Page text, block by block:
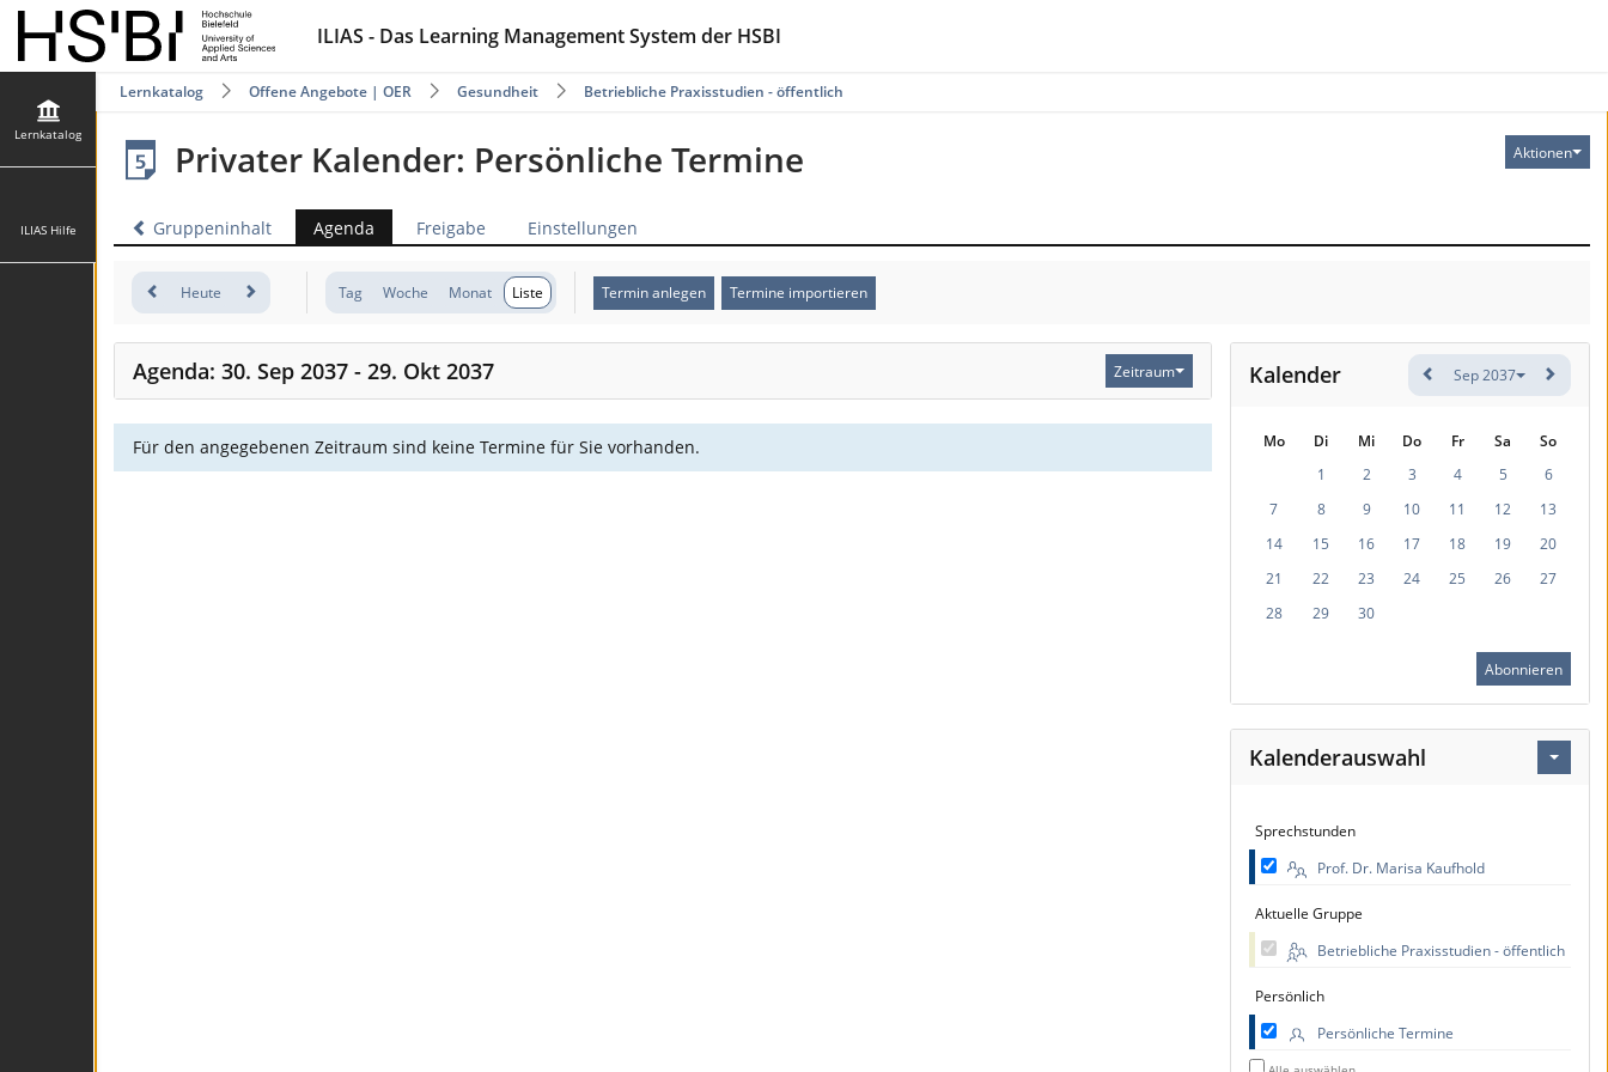
ILIAS - Das Learning Management System der HSBI
Lernkatalog
ILIAS Hilfe
Lernkatalog Offene Angebote | OER Gesundheit Betriebliche Praxisstudien - öffentlich
Aktionen
Privater Kalender: Persönliche Termine
Gruppeninhalt Agenda Freigabe Einstellungen
Heute Tag Woche Monat Liste Termin anlegen Termine importieren
Agenda: 30. Sep 2037 - 29. Okt 2037 Zeitraum
Für den angegebenen Zeitraum sind keine Termine für Sie vorhanden.
Kalender Sep 2037
Mo Di Mi Do Fr Sa
So
1
2 3 4 5
6
7
8 9 10 11 12
13
14
15 16 17 18 19
20
21
22 23 24 25 26
27
28
29 30
Abonnieren
Kalenderauswahl
Sprechstunden
Prof. Dr. Marisa Kaufhold
Aktuelle Gruppe
Betriebliche Praxisstudien - öffentlich
Persönlich
Persönliche Termine